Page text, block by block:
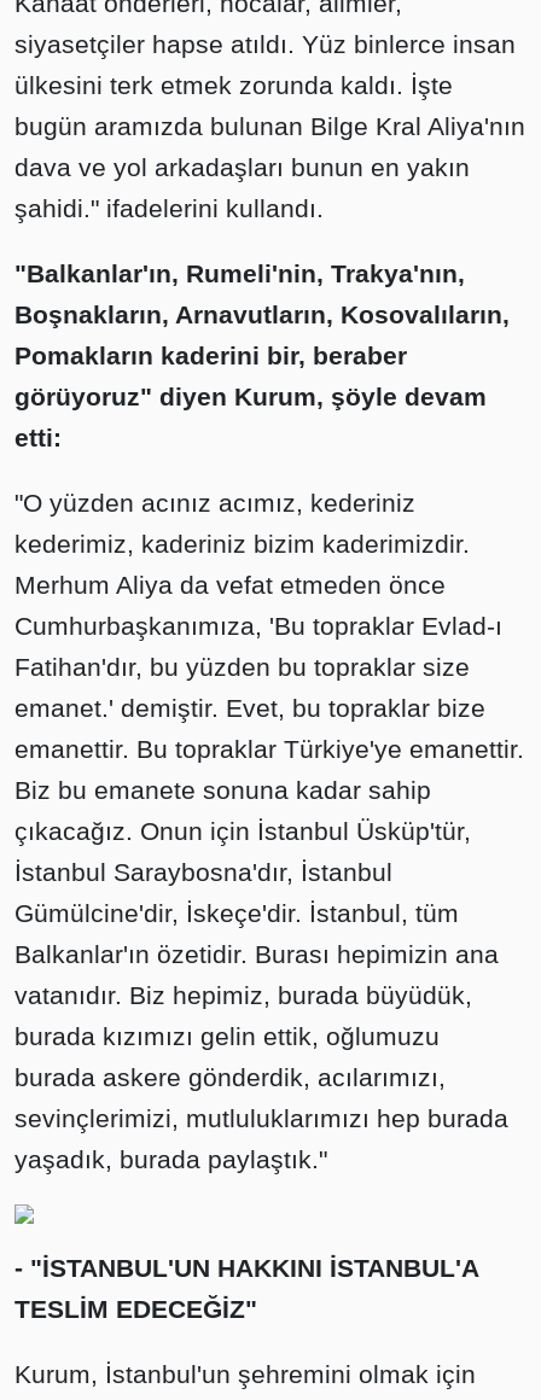
siyasetçiler hapse atıldı. Yüz binlerce insan
ülkesini terk etmek zorunda kaldı. İşte
bugün aramızda bulunan Bilge Kral Aliya'nın
dava ve yol arkadaşları bunun en yakın
şahidi." ifadelerini kullandı.
"Balkanlar'ın, Rumeli'nin, Trakya'nın,
Boşnakların, Arnavutların, Kosovalıların,
Pomakların kaderini bir, beraber
görüyoruz" diyen Kurum, şöyle devam
etti:
"O yüzden acınız acımız, kederiniz
kederimiz, kaderiniz bizim kaderimizdir.
Merhum Aliya da vefat etmeden önce
Cumhurbaşkanımıza, 'Bu topraklar Evlad-ı
Fatihan'dır, bu yüzden bu topraklar size
emanet.' demiştir. Evet, bu topraklar bize
emanettir. Bu topraklar Türkiye'ye emanettir.
Biz bu emanete sonuna kadar sahip
çıkacağız. Onun için İstanbul Üsküp'tür,
İstanbul Saraybosna'dır, İstanbul
Gümülcine'dir, İskeçe'dir. İstanbul, tüm
Balkanlar'ın özetidir. Burası hepimizin ana
vatanıdır. Biz hepimiz, burada büyüdük,
burada kızımızı gelin ettik, oğlumuzu
burada askere gönderdik, acılarımızı,
sevinçlerimizi, mutluluklarımızı hep burada
yaşadık, burada paylaştık."
- "İSTANBUL'UN HAKKINI İSTANBUL'A
TESLİM EDECEĞİZ"
Kurum, İstanbul'un şehremini olmak için